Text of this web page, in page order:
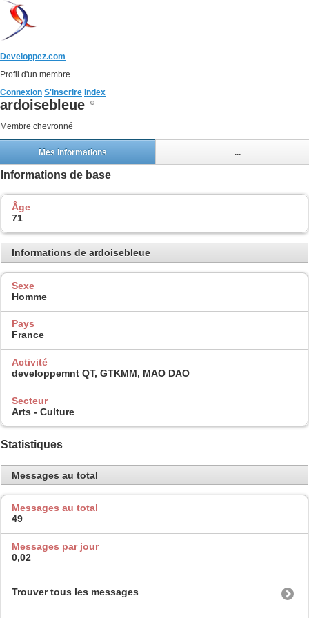
Developpez.com
Profil d'un membre
Connexion S'inscrire Index
ardoisebleue
Membre chevronné
Mes informations ...
Informations de base
Âge
71
Informations de ardoisebleue
Sexe
Homme
Pays
France
Activité
developpemnt QT, GTKMM, MAO DAO
Secteur
Arts - Culture
Statistiques
Messages au total
Messages au total
49
Messages par jour
0,02
Trouver tous les messages